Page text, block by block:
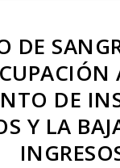
DE
DE
Y LA